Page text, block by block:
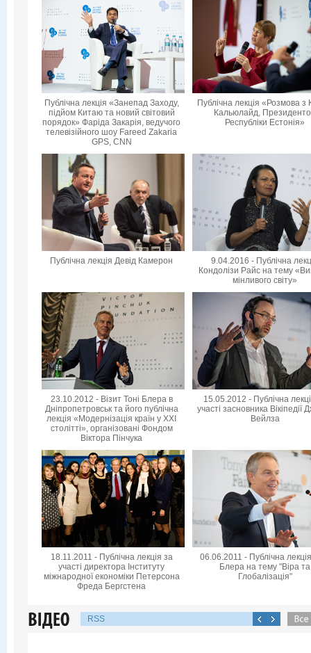
Публічна лекція «Занепад Заходу,
підйом Китаю та новий світовий
порядок» Фаріда Закарія, ведучого
телевізійного шоу Fareed Zakaria
GPS, CNN
Публічна лекція «Розмова з
Кальюлайд,
Республіки Естонія»
Публічна лекція Девід Камерон
9.04.2016 - Публічна
Кондолізи Райс на тему
мінливого світу»
23.10.2012 - Візит Тоні Блера в
Дніпропетровськ та його публічна
лекція «Модернізація країн у XXI
столітті», організовані Фондом
Віктора Пінчука
15.05.2012 - Публічна
участі засновника Вікіпедії
Вейлза
18.11.2011 - Публічна лекція за
участі директора Інституту
міжнародної економіки Петерсона
Фреда Бергстена
06.06.2011 - Публічна
Блера на тему "Віра та
Глобалізація"
RSS